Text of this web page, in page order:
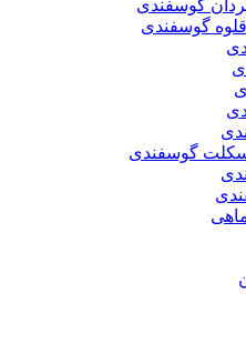
گوسفندی
گوسفندی
گوسفندی